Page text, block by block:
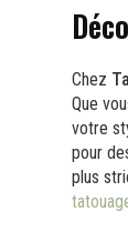
Chez
Que
votre
pour
plus